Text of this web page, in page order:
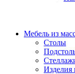
Мебель из
Столы
Изделия